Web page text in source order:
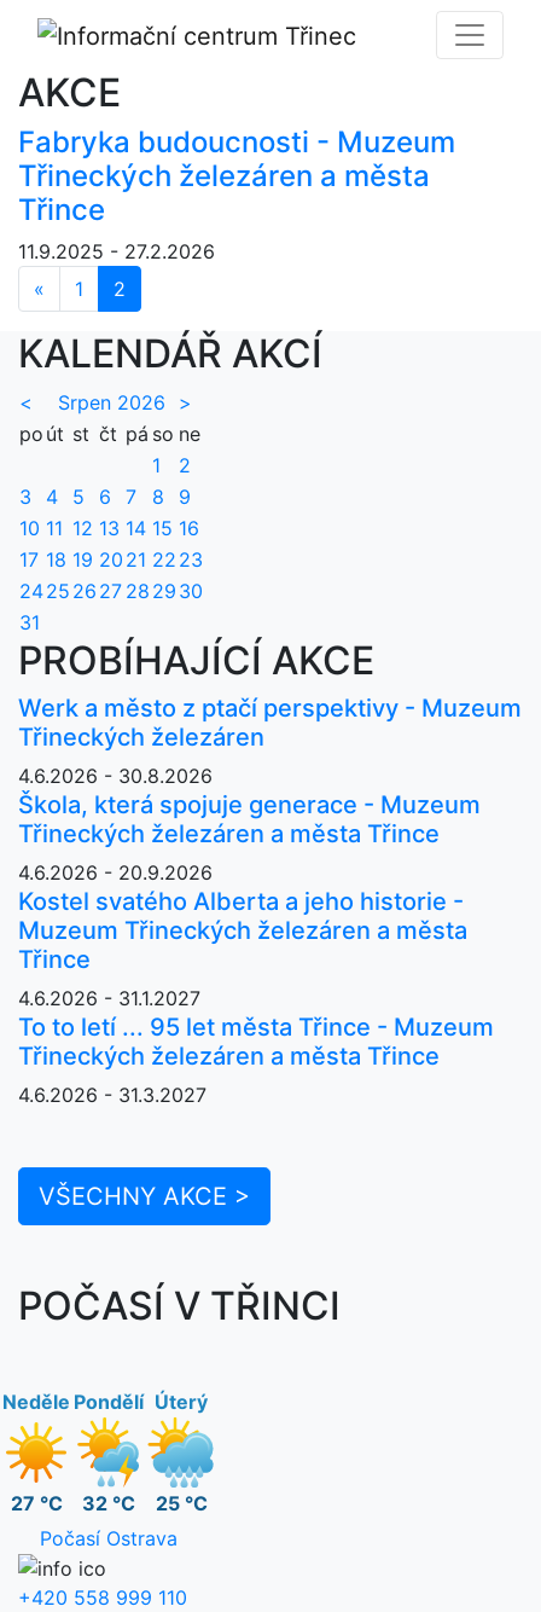
AKCE
Fabryka budoucnosti - Muzeum
Třineckých železáren a města
Třince
11.9.2025 - 27.2.2026
« Předchozí
1 2
KALENDÁŘ AKCÍ
< Srpen 2026
>
po út st čt pá so ne
1
2
3
4 5 6 7 8
9
10 11 12 13 14 15 16
17 18 19 20 21 22 23
2425 26 27 28 29 30
31
PROBÍHAJÍCÍ AKCE
Werk a město z ptačí perspektivy - Muzeum
Třineckých železáren
4.6.2026 - 30.8.2026
Škola, která spojuje generace - Muzeum
Třineckých železáren a města Třince
4.6.2026 - 20.9.2026
Kostel svatého Alberta a jeho historie -
Muzeum Třineckých železáren a města
Třince
4.6.2026 - 31.1.2027
To to letí ... 95 let města Třince - Muzeum
Třineckých železáren a města Třince
4.6.2026 - 31.3.2027
VŠECHNY AKCE >
POČASÍ V TŘINCI
Neděle
27 °C
Pondělí
32 °C
Úterý
25 °C
Počasí Ostrava
+420 558 999 110